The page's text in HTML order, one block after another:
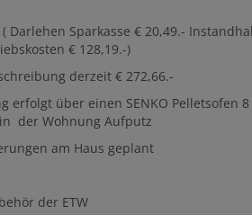
Darlehen Sparkasse € 20,49.-
€ 128,19.-)
derzeit € 272,66.-
erfolgt über einen SENKO Pelletsofen
der Wohnung Aufputz
am Haus geplant
der ETW